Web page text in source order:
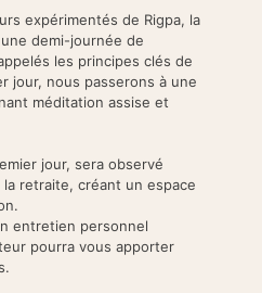
expérimentés de Rigpa, la
demi-journée de
les principes clés de
jour, nous passerons à une
méditation assise et
jour, sera observé
la retraite, créant un espace
entretien personnel
pourra vous apporter